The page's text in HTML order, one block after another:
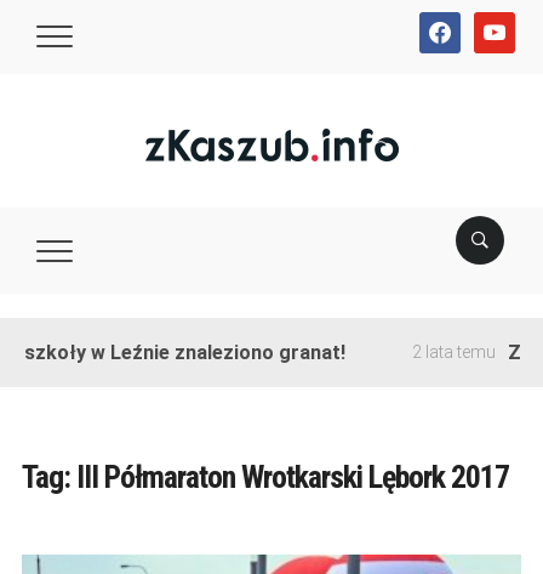
facebookyoutube
szkoły w Leźnie znaleziono granat! 2 lata temu
Tag: III Półmaraton Wrotkarski Lębork 2017